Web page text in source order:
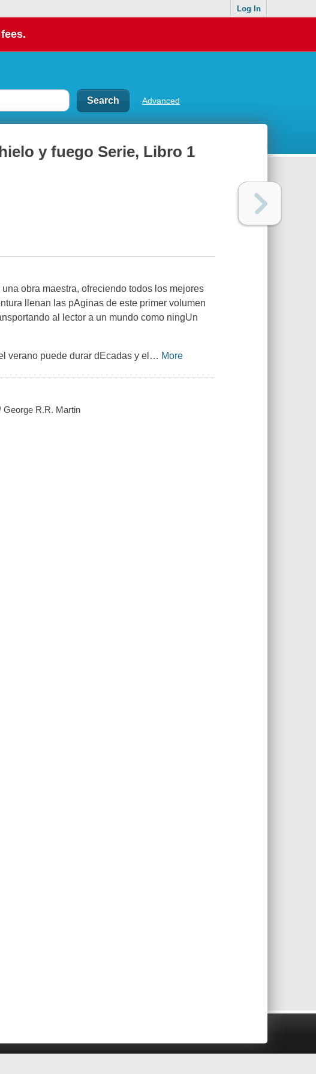
Log In
Advanced
y fuego Serie, Libro 1
obra maestra, ofreciendo todos los mejores
llenan las pAginas de este primer volumen
al lector a un mundo como ningUn
verano puede durar dEcadas y el … More
George R.R. Martin